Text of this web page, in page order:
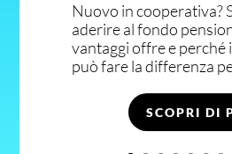
Nuovo in cooperativa?
aderire al fondo
vantaggi offre e perché
può fare la differenza
SCOPRI DI